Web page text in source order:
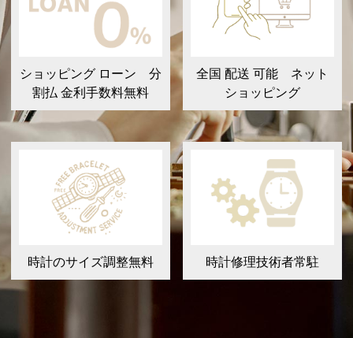
ショッピング ローン 分
割払 金利手数料無料
全国 配送 可能 ネット
ショッピング
時計のサイズ調整無料 時計修理技術者常駐